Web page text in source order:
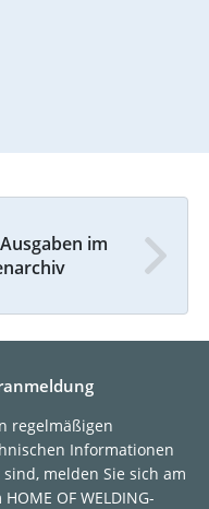
im
regelmäßigen
Informationen
melden Sie sich am
OF WELDING-